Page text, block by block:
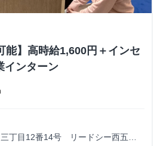
能】高時給1,600円＋インセ
インターン
丁目12番14号 リードシー西五反